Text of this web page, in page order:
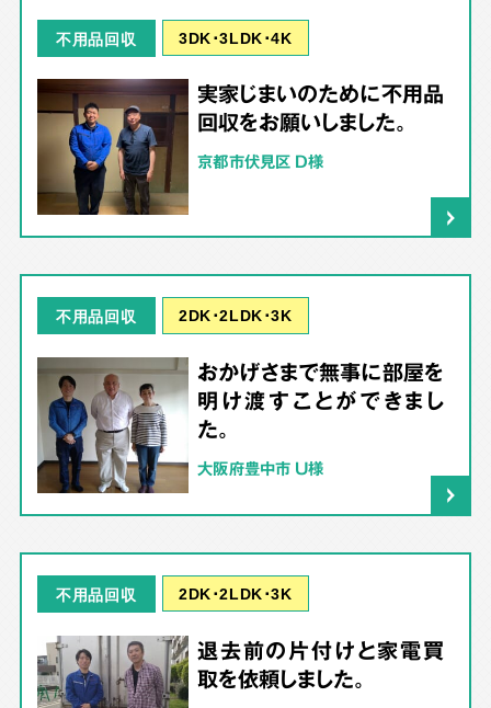
不用品回収 3DK･3LDK･4K
実家じまいのために不用品
回収をお願いしました。
京都市伏見区 D様
不用品回収 2DK･2LDK･3K
おかげさまで無事に部屋を
明け渡すことができまし
た。
大阪府豊中市 U様
不用品回収 2DK･2LDK･3K
退去前の片付けと家電買
取を依頼しました。